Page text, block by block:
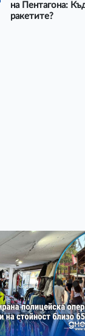
на Пентагона:
ракетите?